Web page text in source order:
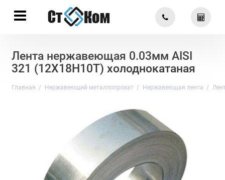
Лента нержавеющая 0.03мм AISI
321 (12Х18Н10Т) холоднокатаная
Главная Нержавеющий металлопрокат Нержавеющая лента